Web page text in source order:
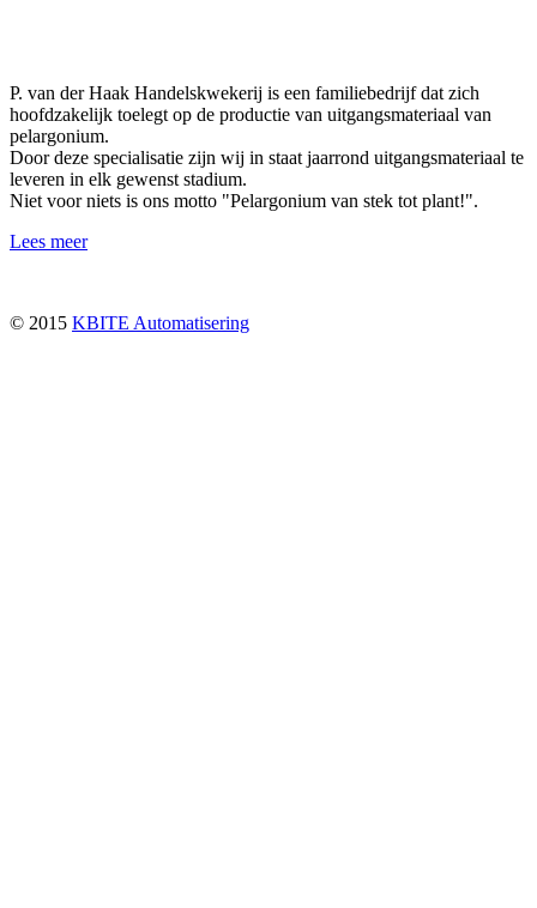
P. van der Haak Handelskwekerij is een familiebedrijf dat zich
hoofdzakelijk toelegt op de productie van uitgangsmateriaal van
pelargonium.
Door deze specialisatie zijn wij in staat jaarrond uitgangsmateriaal te
leveren in elk gewenst stadium.
Niet voor niets is ons motto "Pelargonium van stek tot plant!".
Lees meer
© 2015 KBITE Automatisering